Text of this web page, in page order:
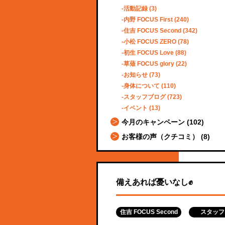
活動記録 (3)
内野 FOCUS First (240)
住吉 FOCUS Second (342)
小松 FOCUS ZERO (78)
初生 FOCUS Love (88)
草薙 FOCUS glory (22)
お知らせ (73)
身体について (110)
スタッフブログ(723)
イベント (13)
今月のキャンペーン (102)
お客様の声（クチコミ）
(8)
備えあれば憂いなし✊
住吉 FOCUS Second スタッ